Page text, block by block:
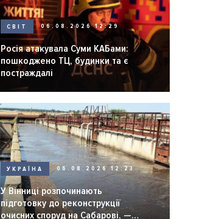
СВІТ 06.08.2026 12:29
Росія атакувала Суми КАБами:
пошкоджено ТЦ, будинки та є
постраждалі
УКРАЇНА 06.08.2026 12:23
У Вінниці розпочинають
підготовку до реконструкції
очисних споруд на Сабарові, —